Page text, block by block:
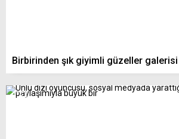
Birbirinden şık giyimli güzeller galerisi